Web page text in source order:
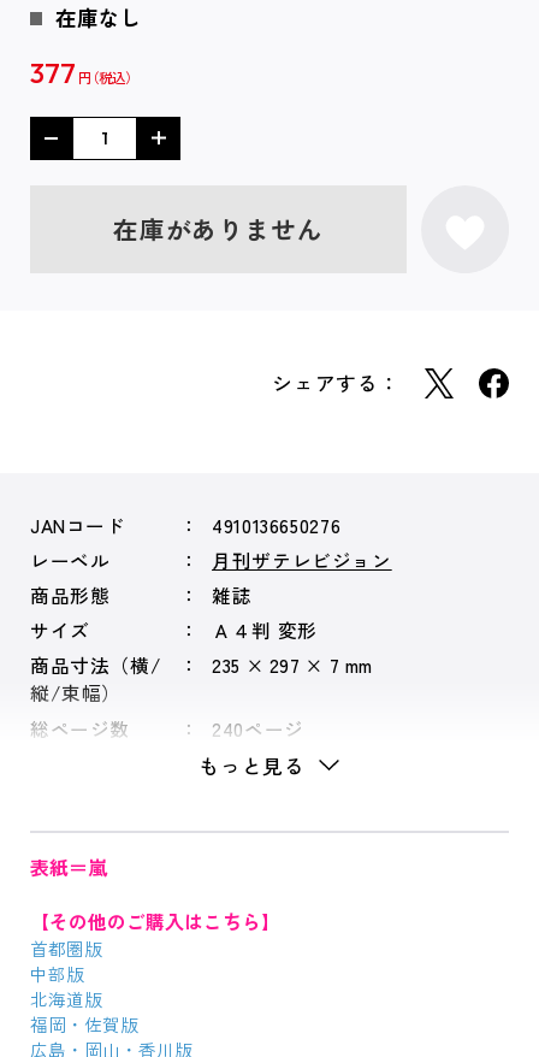
在庫なし
377 円
在庫がありません
シェアする：
JANコード
4910136650276
レーベル
月刊ザテレビジョン
商品形態
雑誌
サイズ
Ａ４判 変形
商品寸法（横/
縦/束幅）
235 × 297 × 7 mm
総ページ数 240ページ
もっと見る
表紙＝嵐
【その他のご購入はこちら】
首都圏版
中部版
北海道版
福岡・佐賀版
広島・岡山・香川版